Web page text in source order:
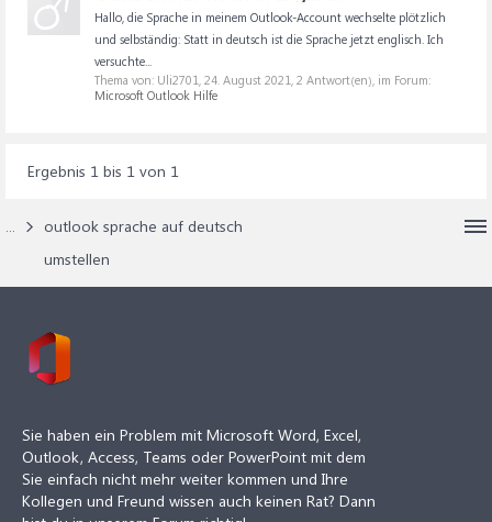
Hallo, die Sprache in meinem Outlook-Account wechselte plötzlich
und selbständig: Statt in deutsch ist die Sprache jetzt englisch. Ich
versuchte...
Thema von: Uli2701, 24. August 2021, 2 Antwort(en), im Forum:
Microsoft Outlook Hilfe
Ergebnis 1 bis 1 von 1
...
outlook sprache auf deutsch
umstellen
Sie haben ein Problem mit Microsoft Word, Excel,
Outlook, Access, Teams oder PowerPoint mit dem
Sie einfach nicht mehr weiter kommen und Ihre
Kollegen und Freund wissen auch keinen Rat? Dann